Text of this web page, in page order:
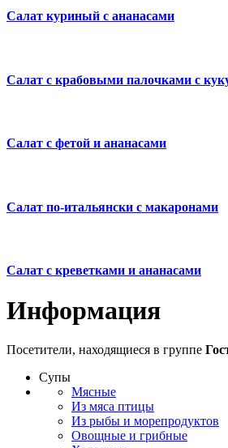
Салат куриный с ананасами
Салат с крабовыми палочками с
Салат с фетой и ананасами
Салат по-итальянски с макаронами
Салат с креветками и ананасами
Информация
Посетители, находящиеся в группе
Супы
Мясные
Из мяса птицы
Из рыбы и морепродуктов
Овощные и грибные